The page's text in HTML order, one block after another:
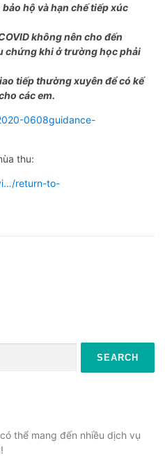
hộ và hạn chế tiếp xúc
không nên cho đến
chứng khi ở trường học phải
tiếp thường xuyên để có kế
các em.
0608guidance-
thu:
return-to-
thể mang đến nhiều dịch vụ